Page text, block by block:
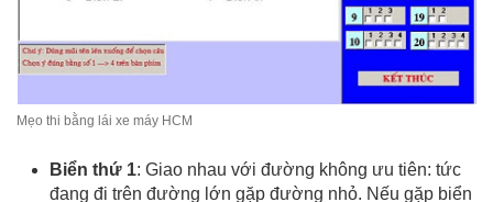
Mẹo thi bằng lái xe máy HCM
Biển thứ 1: Giao nhau với đường không ưu tiên: tức
đang đi trên đường lớn gặp đường nhỏ. Nếu gặp biển